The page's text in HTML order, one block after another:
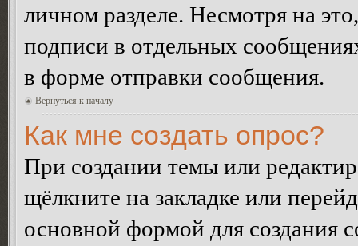
личном разделе. Несмотря на
подписи в отдельных
в форме отправки сообщения.
Вернуться к началу
Как мне создать опрос?
При создании темы или
щёлкните на закладке или
основной формой для создания